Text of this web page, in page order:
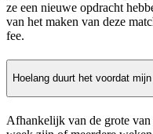
ze een nieuwe opdracht
van het maken van deze
fee.
Hoelang duurt het voordat
Afhankelijk van de grote